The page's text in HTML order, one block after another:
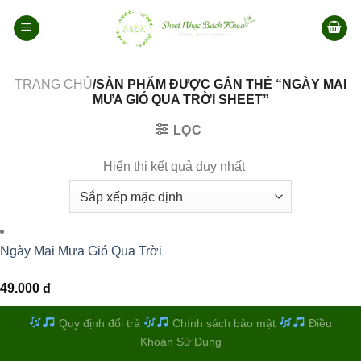
qua
TRANG CHỦ/SẢN PHẨM ĐƯỢC GẮN THẺ “NGÀY MAI
MƯA GIÓ QUA TRỜI SHEET”
LỌC
Hiển thị kết quả duy nhất
Ngày Mai Mưa Gió Qua Trời
49.000 đ
Quy định đổi trả Chính sách bảo mật
Điều
Khoản Sử Dụng